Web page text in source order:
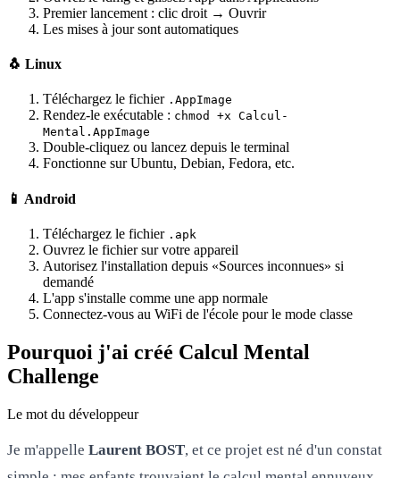
Premier lancement : clic droit → Ouvrir
Les mises à jour sont automatiques
🐧 Linux
Téléchargez le fichier .AppImage
Rendez-le exécutable : chmod +x Calcul-
Mental.AppImage
Double-cliquez ou lancez depuis le terminal
Fonctionne sur Ubuntu, Debian, Fedora, etc.
📱 Android
Téléchargez le fichier .apk
Ouvrez le fichier sur votre appareil
Autorisez l'installation depuis «Sources inconnues» si
demandé
L'app s'installe comme une app normale
Connectez-vous au WiFi de l'école pour le mode classe
Pourquoi j'ai créé Calcul Mental
Challenge
Le mot du développeur
Je m'appelle Laurent BOST, et ce projet est né d'un constat